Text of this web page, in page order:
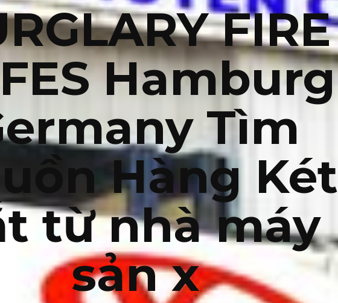
FIRE
Hamburg
Tìm
Hàng Két
từ nhà máy
sản x